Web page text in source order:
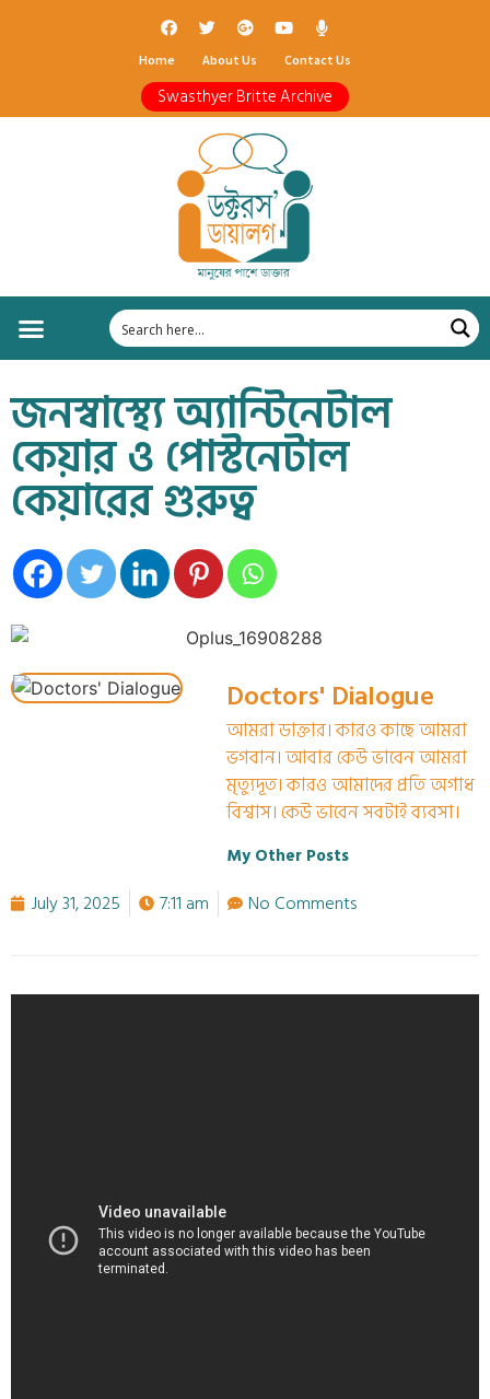
Home About Us Contact Us
Swasthyer Britte Archive
জনস্বাস্থ্যে অ্যান্টিনেটাল
কেয়ার ও পোস্টনেটাল
কেয়ারের গুরুত্ব
Doctors' Dialogue
আমরা ডাক্তার। কারও কাছে আমরা
ভগবান। আবার কেউ ভাবেন আমরা
মৃত্যুদূত। কারও আমাদের প্রতি অগাধ
বিশ্বাস। কেউ ভাবেন সবটাই ব্যবসা।
My Other Posts
July 31, 2025 7:11 am No Comments